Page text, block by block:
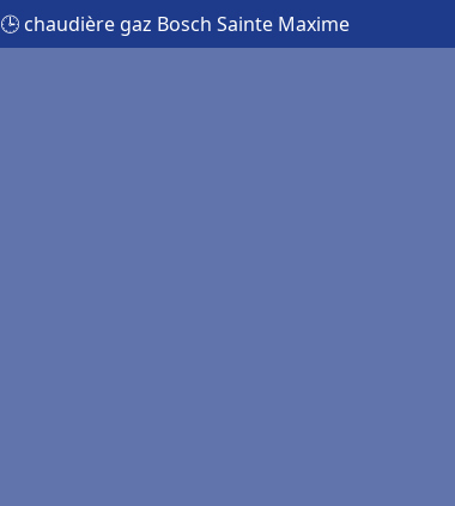
🕒 chaudière gaz Bosch Sainte Maxime